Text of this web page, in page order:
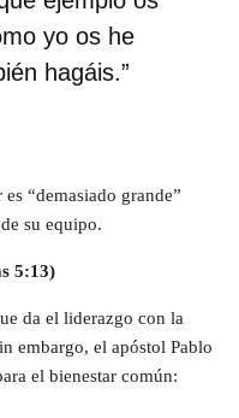
yo os he
hagáis.”
“demasiado grande”
su equipo.
5:13)
da el liderazgo con la
embargo, el apóstol Pablo
el bienestar común: